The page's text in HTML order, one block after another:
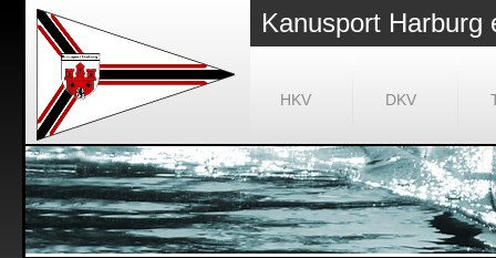
Kanusport Harburg
HKV DKV